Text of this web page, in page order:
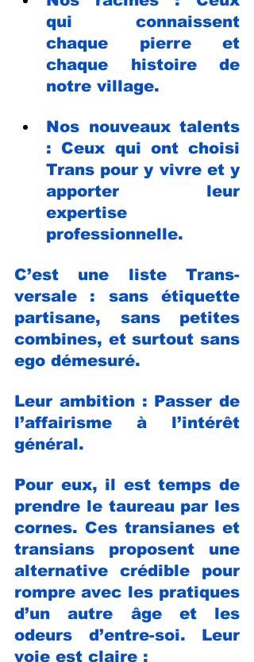
qui connaissent
chaque pierre et
chaque histoire de
notre village.
Nos nouveaux talents
: Ceux qui ont choisi
Trans pour y vivre et y
apporter leur
expertise
professionnelle.
C’est une liste Trans-
versale : sans étiquette
partisane, sans petites
combines, et surtout sans
ego démesuré.
Leur ambition : Passer de
l’affairisme à l’intérêt
général.
Pour eux, il est temps de
prendre le taureau par les
cornes. Ces transianes et
transians proposent une
alternative crédible pour
rompre avec les pratiques
d’un autre âge et les
odeurs d’entre-soi. Leur
voie est claire :